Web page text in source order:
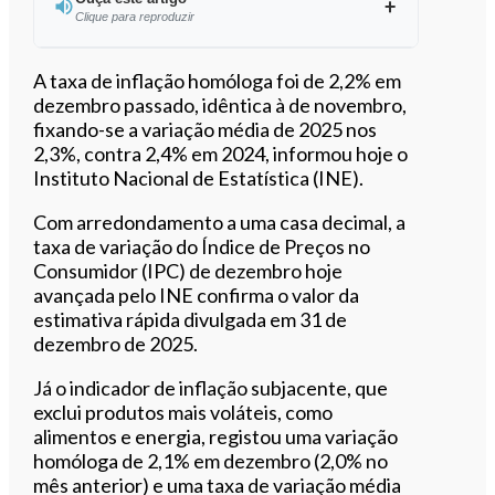
Clique para reproduzir
Ouvir este artigo
A taxa de inflação homóloga foi de 2,2% em
dezembro passado, idêntica à de novembro,
fixando-se a variação média de 2025 nos
2,3%, contra 2,4% em 2024, informou hoje o
Instituto Nacional de Estatística (INE).
Com arredondamento a uma casa decimal, a
taxa de variação do Índice de Preços no
Consumidor (IPC) de dezembro hoje
avançada pelo INE confirma o valor da
estimativa rápida divulgada em 31 de
dezembro de 2025.
Já o indicador de inflação subjacente, que
exclui produtos mais voláteis, como
alimentos e energia, registou uma variação
homóloga de 2,1% em dezembro (2,0% no
mês anterior) e uma taxa de variação média